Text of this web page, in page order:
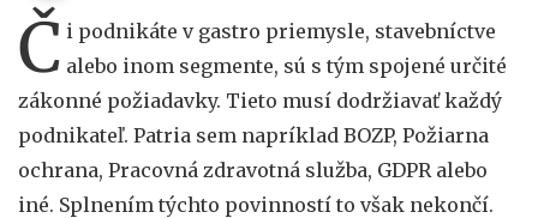
Č i podnikáte v gastro priemysle, stavebníctve
alebo inom segmente, sú s tým spojené určité
zákonné požiadavky. Tieto musí dodržiavať každý
podnikateľ. Patria sem napríklad BOZP, Požiarna
ochrana, Pracovná zdravotná služba, GDPR alebo
iné. Splnením týchto povinností to však nekončí.